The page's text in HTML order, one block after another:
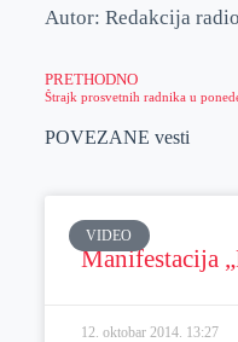
Autor: Redakcija
PRETHODNO
POVEZANE vesti
VIDEO
Manifestacija
12. oktobar 2014. 13:27